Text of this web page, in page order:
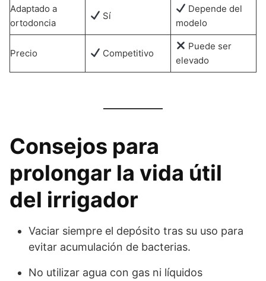
Adaptado a
ortodoncia
Sí
Depende del
modelo
Precio Competitivo
Puede ser
elevado
Consejos para
prolongar la vida útil
del irrigador
Vaciar siempre el depósito tras su uso para
evitar acumulación de bacterias.
No utilizar agua con gas ni líquidos